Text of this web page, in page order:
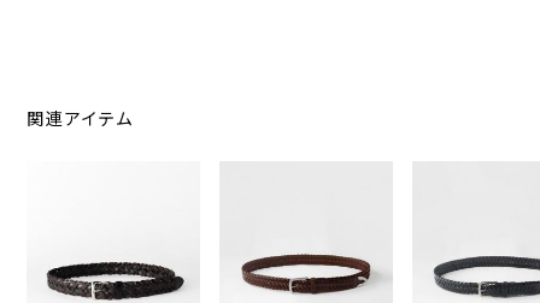
関連アイテム